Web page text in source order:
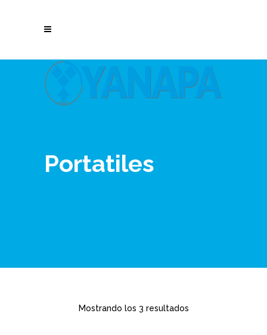
Portatiles
Mostrando los 3 resultadosOrdenado